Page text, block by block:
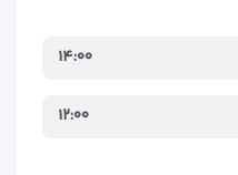
۱۴:۰۰
۱۲:۰۰